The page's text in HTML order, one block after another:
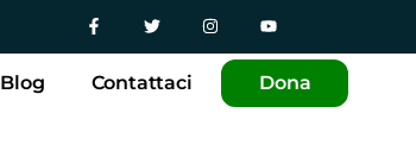
Blog Contattaci Dona